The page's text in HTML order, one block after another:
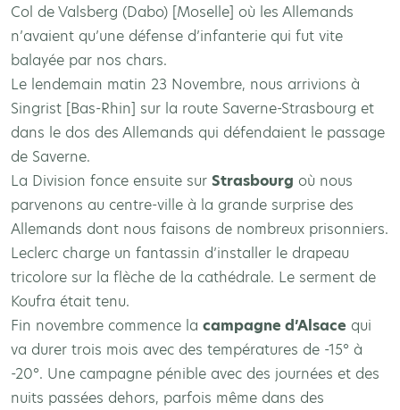
Col de Valsberg (Dabo) [Moselle] où les Allemands
n’avaient qu’une défense d’infanterie qui fut vite
balayée par nos chars.
Le lendemain matin 23 Novembre, nous arrivions à
Singrist [Bas-Rhin] sur la route Saverne-Strasbourg et
dans le dos des Allemands qui défendaient le passage
de Saverne.
La Division fonce ensuite sur Strasbourg où nous
parvenons au centre-ville à la grande surprise des
Allemands dont nous faisons de nombreux prisonniers.
Leclerc charge un fantassin d’installer le drapeau
tricolore sur la flèche de la cathédrale. Le serment de
Koufra était tenu.
Fin novembre commence la campagne d’Alsace qui
va durer trois mois avec des températures de -15° à
-20°. Une campagne pénible avec des journées et des
nuits passées dehors, parfois même dans des